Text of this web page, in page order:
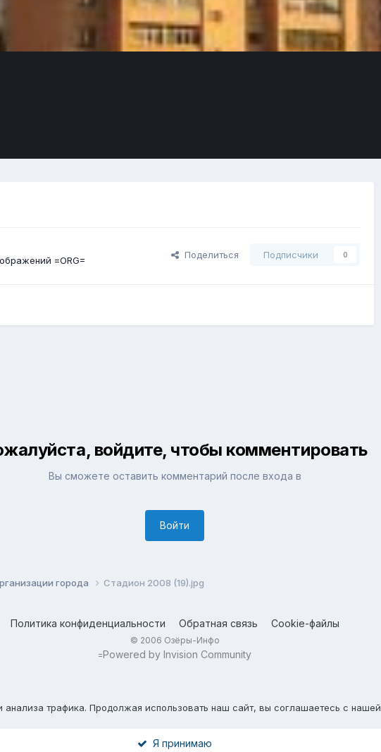
=ORG=
Поделиться Подписчики 0
войдите, чтобы комментировать
Вы сможете оставить комментарий после входа в
Войти
города Стадион 2008 (19).jpg
Политика конфиденциальности Обратная связь Cookie-файлы
© 2006 Озёры-Инфо
=Powered by Invision Community
трафика. Продолжая использовать наш сайт, вы соглашаетесь с нашей
Я принимаю